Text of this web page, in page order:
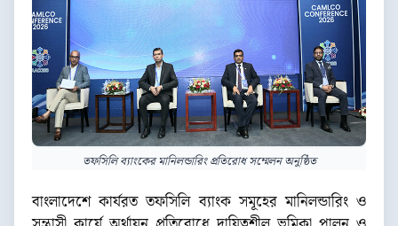
তফসিলি ব্যাংকের মানিলন্ডারিং প্রতিরোধ সম্মেলন অনুষ্ঠিত
বাংলাদেশে কার্যরত তফসিলি ব্যাংক সমূহের মানিলন্ডারিং ও